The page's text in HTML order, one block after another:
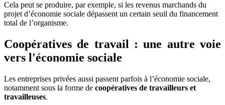
Cela peut se produire, par exemple, si les revenus marchands du
projet d’économie sociale dépassent un certain seuil du financement
total de l’organisme.
Coopératives de travail : une autre voie
vers l'économie sociale
Les entreprises privées aussi passent parfois à l’économie sociale,
notamment sous la forme de coopératives de travailleurs et
travailleuses.